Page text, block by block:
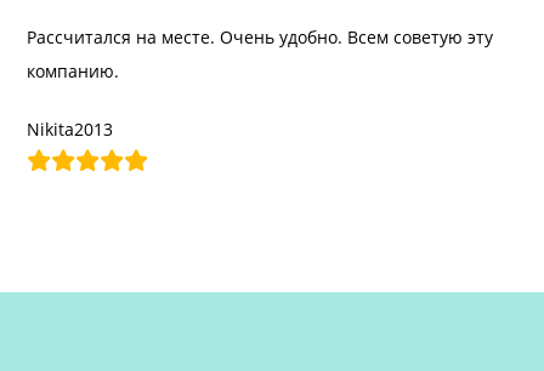
Рассчитался на месте. Очень удобно. Всем советую эту
компанию.
Nikita2013